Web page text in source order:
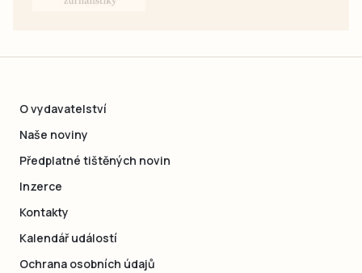
O vydavatelství
Naše noviny
Předplatné tištěných novin
Inzerce
Kontakty
Kalendář událostí
Ochrana osobních údajů